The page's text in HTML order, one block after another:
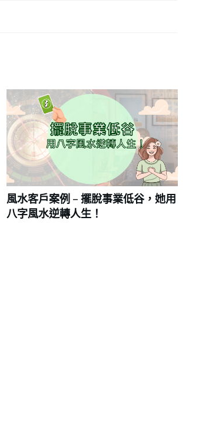
風水客戶案例 – 擺脫事業低谷，她用
八字風水逆轉人生！